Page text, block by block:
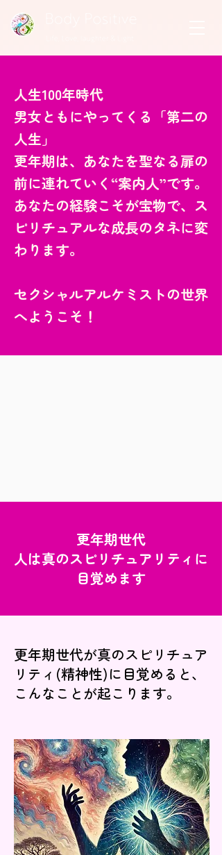
人生100年時代
男女ともにやってくる「第二の
人生」
更年期は、あなたを聖なる扉の
前に連れていく“案内人”です。
あなたの経験こそが宝物で、ス
ピリチュアルな成長のタネに変
わります。
セクシャルアルケミストの世界
へようこそ！
更年期世代
人は真のスピリチュアリティに
目覚めます
更年期世代が真のスピリチュア
リティ(精神性)に目覚めると、
こんなことが起こります。